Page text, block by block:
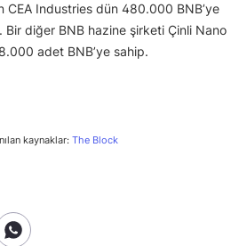
CEA Industries dün 480.000 BNB’ye
Bir diğer BNB hazine şirketi Çinli Nano
adet BNB’ye sahip.
kaynaklar: The Block